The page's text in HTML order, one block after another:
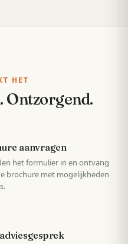
HET
Ontzorgend.
aanvragen
het formulier in en ontvang
brochure met mogelijkheden